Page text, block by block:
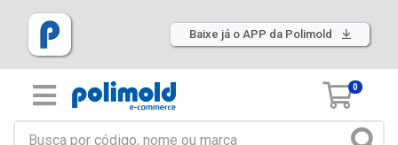
Baixe já o APP da Polimold
0